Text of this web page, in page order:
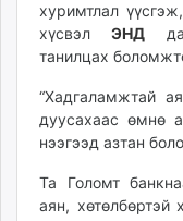
хуримтлал
хүсвэл ЭНД
танилцах
“Хадгаламжтай
дуусахаас өмнө
нээгээд азтан
Та Голомт
аян, хөтөлбөртэй